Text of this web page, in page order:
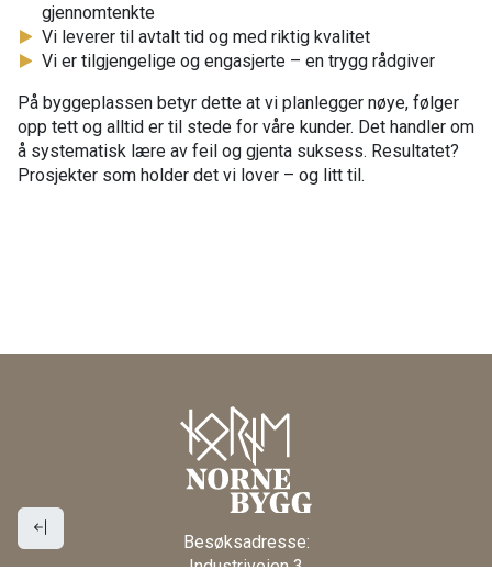
gjennomtenkte
Vi leverer til avtalt tid og med riktig kvalitet
Vi er tilgjengelige og engasjerte – en trygg rådgiver
På byggeplassen betyr dette at vi planlegger nøye, følger
opp tett og alltid er til stede for våre kunder. Det handler om
å systematisk lære av feil og gjenta suksess. Resultatet?
Prosjekter som holder det vi lover – og litt til.
Besøksadresse:
Industriveien 3